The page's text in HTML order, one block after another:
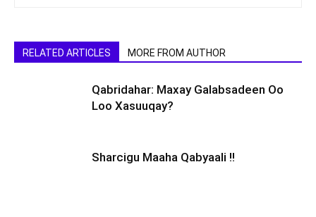
RELATED ARTICLES MORE FROM AUTHOR
Qabridahar: Maxay Galabsadeen Oo
Loo Xasuuqay?
Sharcigu Maaha Qabyaali !!